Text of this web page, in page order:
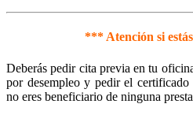
*** Atención si
Deberás pedir cita previa en tu
por desempleo y pedir el
no eres beneficiario de ninguna